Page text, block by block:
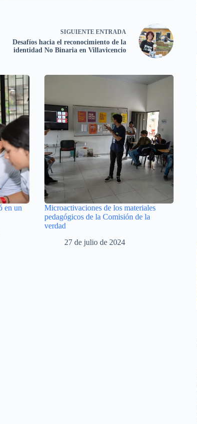
SIGUIENTE ENTRADA
Desafíos hacia el reconocimiento de la
identidad No Binaria en Villavicencio
en un
Microactivaciones de los materiales
pedagógicos de la Comisión de la
verdad
27 de julio de 2024